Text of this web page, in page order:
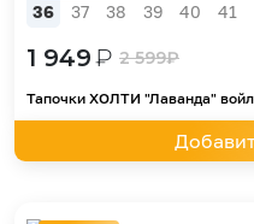
36 37 38 39 40 41
1 949₽ 2 599₽
Тапочки ХОЛТИ "Лаванда"